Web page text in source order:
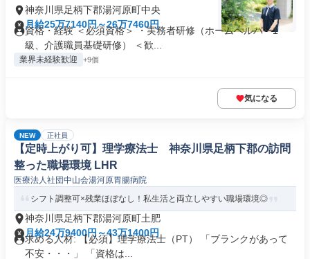
神奈川県足柄下郡湯河原町中央
月給25万7140円～26万7460円
資格・経験 ＜必須資格＞ ・実務者研修（ホームヘルパー1
級、介護職員基礎研修） ＜歓...
業界未経験歓迎 +9個
気になる
NEW 正社員
【定時上がり可】理学療法士 神奈川県足柄下郡の訪問
整った職場環境 LHR
医療法人社団中山会湯河原胃腸病院
シフト調整可×残業ほぼなし！私生活と両立しやすい職場環境◎
神奈川県足柄下郡湯河原町土肥
月給24万9400円～43万1400円
求める人材: 【必須】理学療法士（PT） 「ブランクがあって
不安・・・」 「資格は...